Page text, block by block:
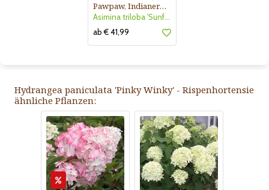
Pawpaw, Indianerbanane
Asimina triloba 'Sunflower'
ab € 41,99
Hydrangea paniculata 'Pinky Winky' - Rispenhortensie
ähnliche Pflanzen: